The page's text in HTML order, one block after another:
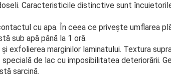
Caracteristicile distinctive sunt
cu apa. În ceea ce privește umflarea
sub apă până la 1 oră.
marginilor laminatului. Textura
de lac cu imposibilitatea deteriorării.
sarcină.